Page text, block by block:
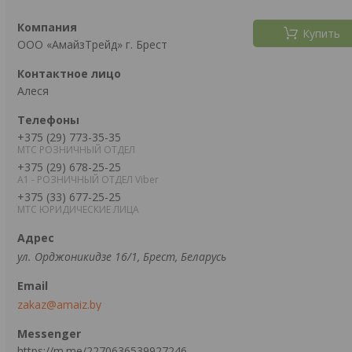
ООО «АмайзТрейд» г. Брест
Алеся
+375 (29) 773-35-35
МТС РОЗНИЧНЫЙ ОТДЕЛ
+375 (29) 678-25-25
А1 - РОЗНИЧНЫЙ ОТДЕЛ Viber
+375 (33) 677-25-25
МТС ЮРИДИЧЕСКИЕ ЛИЦА
ул. Орджоникидзе 16/1, Брест, Беларусь
zakaz@amaiz.by
Купить